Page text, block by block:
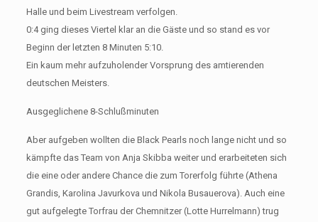
Halle und beim Livestream verfolgen.
0:4 ging dieses Viertel klar an die Gäste und so stand es vor
Beginn der letzten 8 Minuten 5:10.
Ein kaum mehr aufzuholender Vorsprung des amtierenden
deutschen Meisters.
Ausgeglichene 8-Schlußminuten
Aber aufgeben wollten die Black Pearls noch lange nicht und so
kämpfte das Team von Anja Skibba weiter und erarbeiteten sich
die eine oder andere Chance die zum Torerfolg führte (Athena
Grandis, Karolina Javurkova und Nikola Busauerova). Auch eine
gut aufgelegte Torfrau der Chemnitzer (Lotte Hurrelmann) trug